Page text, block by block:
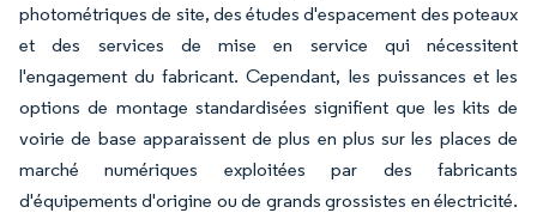
photométriques de site, des études d'espacement des poteaux
et des services de mise en service qui nécessitent
l'engagement du fabricant. Cependant, les puissances et les
options de montage standardisées signifient que les kits de
voirie de base apparaissent de plus en plus sur les places de
marché numériques exploitées par des fabricants
d'équipements d'origine ou de grands grossistes en électricité.